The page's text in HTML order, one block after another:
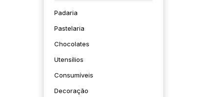
🔍Padaria
Pastelaria
Chocolates
Utensílios
Consumíveis
Decoração